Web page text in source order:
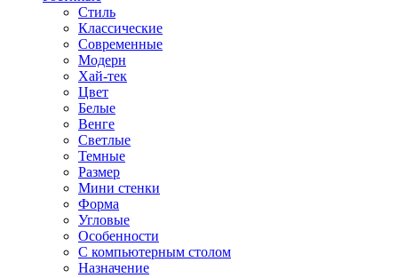
Стиль
Классические
Современные
Модерн
Хай-тек
Цвет
Белые
Венге
Светлые
Темные
Размер
Мини стенки
Форма
Угловые
Особенности
С компьютерным столом
Назначение